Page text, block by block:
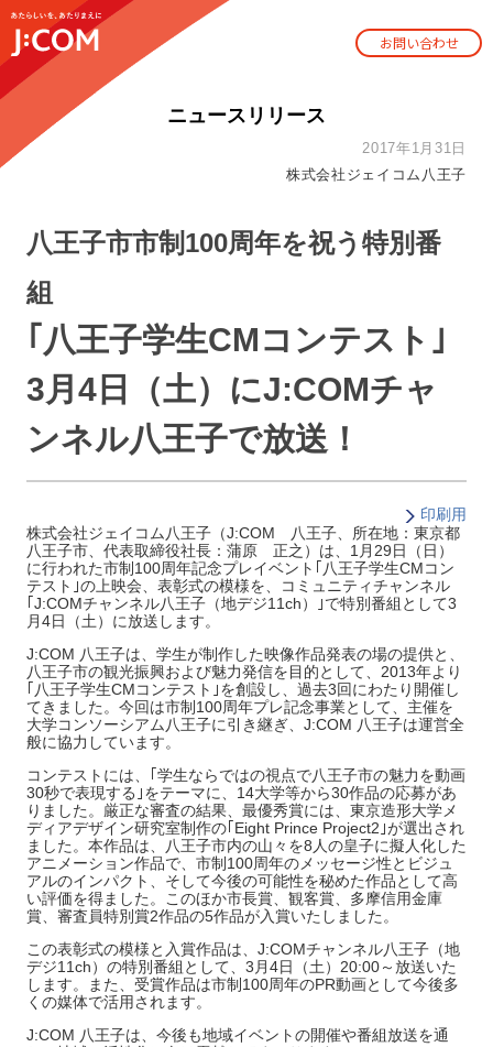
お問い合わせ
ニュースリリース
2017年1月31日
株式会社ジェイコム八王子
八王子市市制100周年を祝う特別番
組
｢八王子学生CMコンテスト｣
3月4日（土）にJ:COMチャ
ンネル八王子で放送！
印刷用
株式会社ジェイコム八王子（J:COM 八王子、所在地：東京都
八王子市、代表取締役社長：蒲原 正之）は、1月29日（日）
に行われた市制100周年記念プレイベント｢八王子学生CMコン
テスト｣の上映会、表彰式の模様を、コミュニティチャンネル
｢J:COMチャンネル八王子（地デジ11ch）｣で特別番組として3
月4日（土）に放送します。
J:COM 八王子は、学生が制作した映像作品発表の場の提供と、
八王子市の観光振興および魅力発信を目的として、2013年より
｢八王子学生CMコンテスト｣を創設し、過去3回にわたり開催し
てきました。今回は市制100周年プレ記念事業として、主催を
大学コンソーシアム八王子に引き継ぎ、J:COM 八王子は運営全
般に協力しています。
コンテストには、｢学生ならではの視点で八王子市の魅力を動画
30秒で表現する｣をテーマに、14大学等から30作品の応募があ
りました。厳正な審査の結果、最優秀賞には、東京造形大学メ
ディアデザイン研究室制作の｢Eight Prince Project2｣が選出され
ました。本作品は、八王子市内の山々を8人の皇子に擬人化した
アニメーション作品で、市制100周年のメッセージ性とビジュ
アルのインパクト、そして今後の可能性を秘めた作品として高
い評価を得ました。このほか市長賞、観客賞、多摩信用金庫
賞、審査員特別賞2作品の5作品が入賞いたしました。
この表彰式の模様と入賞作品は、J:COMチャンネル八王子（地
デジ11ch）の特別番組として、3月4日（土）20:00～放送いた
します。また、受賞作品は市制100周年のPR動画として今後多
くの媒体で活用されます。
J:COM 八王子は、今後も地域イベントの開催や番組放送を通